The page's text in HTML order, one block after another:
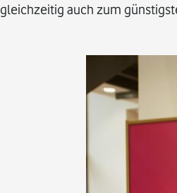
gleichzeitig auch zum